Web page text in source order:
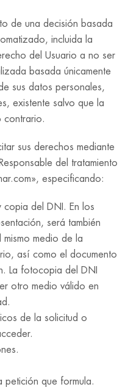
de una decisión basada
incluida la
del Usuario a no ser
basada únicamente
sus datos personales,
existente salvo que la
contrario.
sus derechos mediante
del tratamiento
especificando:
copia del DNI. En los
será también
medio de la
así como el documento
La fotocopia del DNI
otro medio válido en
de la solicitud o
petición que formula.